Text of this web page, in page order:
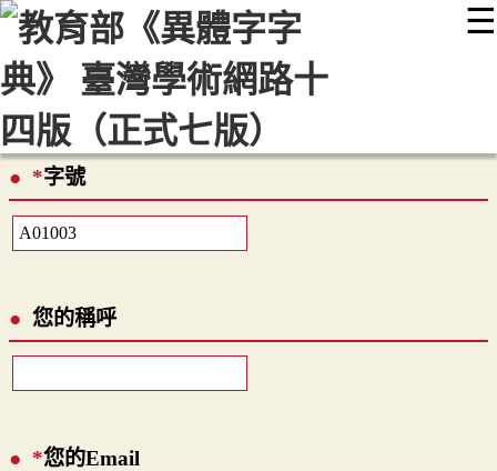
☰
::: 最新消息 常見問題 編輯說明
顯示模式
網站導覽
*字號
您的稱呼
*您的Email